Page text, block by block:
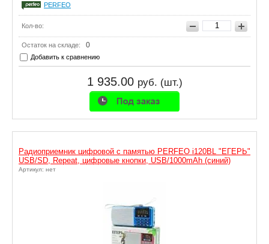
PERFEO
Кол-во:
Остаток на складе: 0
Добавить к сравнению
1 935.00 руб. (шт.)
Радиоприемник цифровой с памятью PERFEO i120BL "ЕГЕРЬ"
USB/SD, Repeat, цифровые кнопки, USB/1000mAh (синий)
Артикул: нет